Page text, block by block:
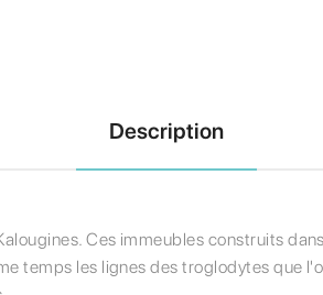
Description
Ces immeubles construits
temps les lignes des troglodytes que